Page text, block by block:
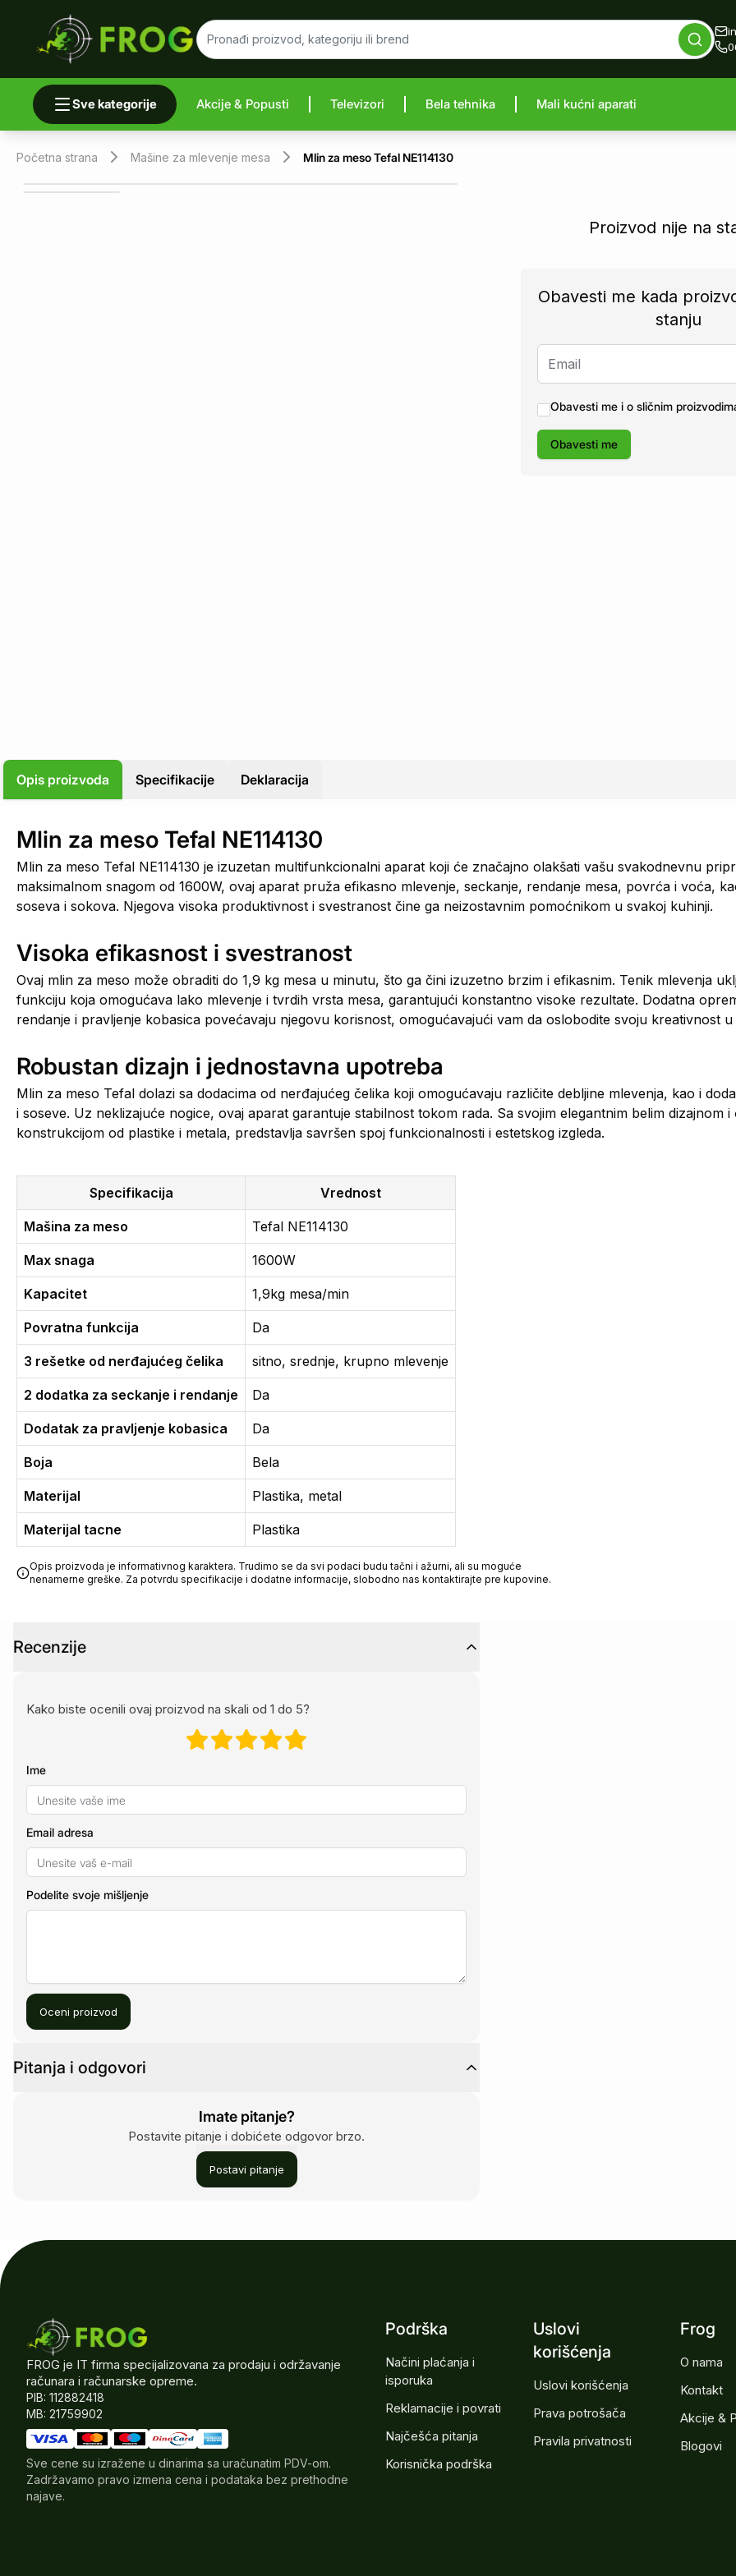
Sve kategorije Akcije & Popusti Televizori Bela tehnika Mali kućni aparati
Početna strana Mašine za mlevenje mesa Mlin za meso Tefal NE114130
Proizvod nije na
Obavesti me kada
stanju
Obavesti me i o sličnim
Obavesti me
Opis proizvoda Specifikacije Deklaracija
Mlin za meso Tefal NE114130
Mlin za meso Tefal NE114130 je izuzetan multifunkcionalni aparat koji će značajno olakšati vašu svakodnevnu
maksimalnom snagom od 1600W, ovaj aparat pruža efikasno mlevenje, seckanje, rendanje mesa, povrća i voća,
soseva i sokova. Njegova visoka produktivnost i svestranost čine ga neizostavnim pomoćnikom u svakoj kuhinji.
Visoka efikasnost i svestranost
Ovaj mlin za meso može obraditi do 1,9 kg mesa u minutu, što ga čini izuzetno brzim i efikasnim. Tenik mlevenja
funkciju koja omogućava lako mlevenje i tvrdih vrsta mesa, garantujući konstantno visoke rezultate. Dodatna
rendanje i pravljenje kobasica povećavaju njegovu korisnost, omogućavajući vam da oslobodite svoju kreativnost u
Robustan dizajn i jednostavna upotreba
Mlin za meso Tefal dolazi sa dodacima od nerđajućeg čelika koji omogućavaju različite debljine mlevenja, kao i
i soseve. Uz neklizajuće nogice, ovaj aparat garantuje stabilnost tokom rada. Sa svojim elegantnim belim dizajnom
konstrukcijom od plastike i metala, predstavlja savršen spoj funkcionalnosti i estetskog izgleda.
Specifikacija Vrednost
Mašina za meso Tefal NE114130
Max snaga 1600W
Kapacitet 1,9kg mesa/min
Povratna funkcija Da
3 rešetke od nerđajućeg čelika sitno, srednje, krupno mlevenje
2 dodatka za seckanje i rendanje Da
Dodatak za pravljenje kobasica Da
Boja Bela
Materijal Plastika, metal
Materijal tacne Plastika
Opis proizvoda je informativnog karaktera. Trudimo se da svi podaci budu tačni i ažurni, ali su moguće
nenamerne greške. Za potvrdu specifikacije i dodatne informacije, slobodno nas kontaktirajte pre kupovine.
Recenzije
Kako biste ocenili ovaj proizvod na skali od 1 do 5?
Ime
Email adresa
Podelite svoje mišljenje
Oceni proizvod
Pitanja i odgovori
Imate pitanje?
Postavite pitanje i dobićete odgovor brzo.
Postavi pitanje
FROG je IT firma specijalizovana za prodaju i održavanje
računara i računarske opreme.
PIB: 112882418
MB: 21759902
Sve cene su izražene u dinarima sa uračunatim PDV-om.
Zadržavamo pravo izmena cena i podataka bez prethodne
najave.
Podrška
Načini plaćanja i
isporuka
Reklamacije i povrati
Najčešća pitanja
Korisnička podrška
Uslovi
korišćenja
Uslovi korišćenja
Prava potrošača
Pravila privatnosti
Frog
O nama
Kontakt
Akcije &
Blogovi